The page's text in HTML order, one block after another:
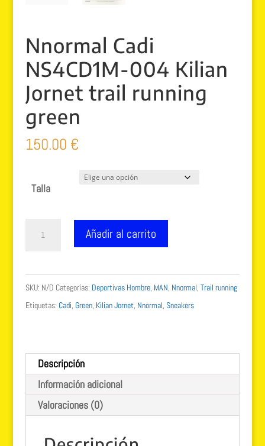
Nnormal Cadi
NS4CD1M-004 Kilian
Jornet trail running
green
150.00 €
Talla
004
running
green
cantidad
Añadir al carrito
SKU: N/D Categorías: Deportivas Hombre, MAN Nnormal Trail running
Etiquetas: Cadi Green, Kilian Jornet, Nnormal Sneakers
Descripción
Información adicional
Valoraciones (0)